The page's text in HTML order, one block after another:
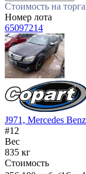
Стоимость на
Номер лота
65097214
J971, Mercedes
#12
Вес
835 кг
Стоимость